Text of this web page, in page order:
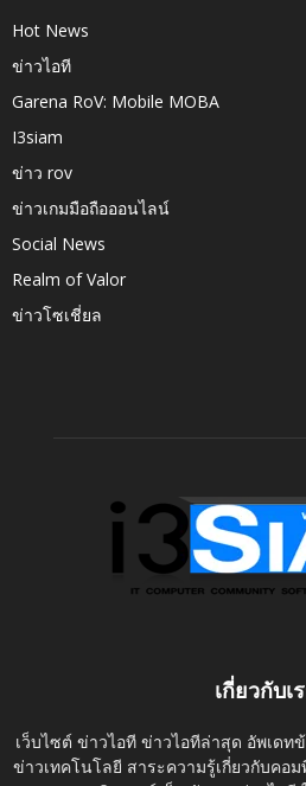
Hot News
ข่าวไอที
Garena RoV: Mobile MOBA
I3siam
ข่าว rov
ข่าวเกมมือถือออนไลน์
Social News
Realm of Valor
ข่าวโซเชี่ยล
เกี่ยวกับเ
เว็บไซต์ ข่าวไอที ข่าวไอทีล่าสุด อัพเดท
ข่าวเทคโนโลยี สาระความรู้เกี่ยวกับคอ